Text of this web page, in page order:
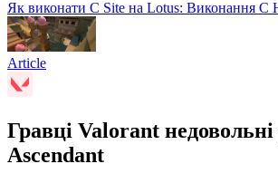
Як виконати C Site на Lotus: Виконання C
Article
Гравці Valorant
Ascendant